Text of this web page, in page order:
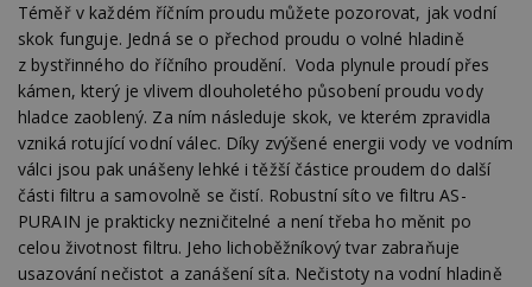
Téměř v každém říčním proudu můžete pozorovat, jak vodní
skok funguje. Jedná se o přechod proudu o volné hladině
z bystřinného do říčního proudění. Voda plynule proudí přes
kámen, který je vlivem dlouholetého působení proudu vody
hladce zaoblený. Za ním následuje skok, ve kterém zpravidla
vzniká rotující vodní válec. Díky zvýšené energii vody ve vodním
válci jsou pak unášeny lehké i těžší částice proudem do další
části filtru a samovolně se čistí. Robustní síto ve filtru AS-
PURAIN je prakticky nezničitelné a není třeba ho měnit po
celou životnost filtru. Jeho lichoběžníkový tvar zabraňuje
usazování nečistot a zanášení síta. Nečistoty na vodní hladině